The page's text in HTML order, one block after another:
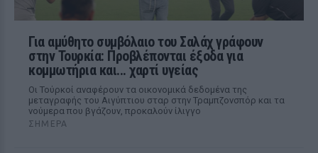
Για αμύθητο συμβόλαιο του Σαλάχ γράφουν
στην Τουρκία: Προβλέπονται έξοδα για
κομμωτήρια και... χαρτί υγείας
Οι Τούρκοί αναφέρουν τα οικονομικά δεδομένα της
μεταγραφής του Αιγύπτιου σταρ στην Τραμπζονσπόρ και τα
νούμερα που βγάζουν, προκαλούν ίλιγγο
ΣΉΜΕΡΑ